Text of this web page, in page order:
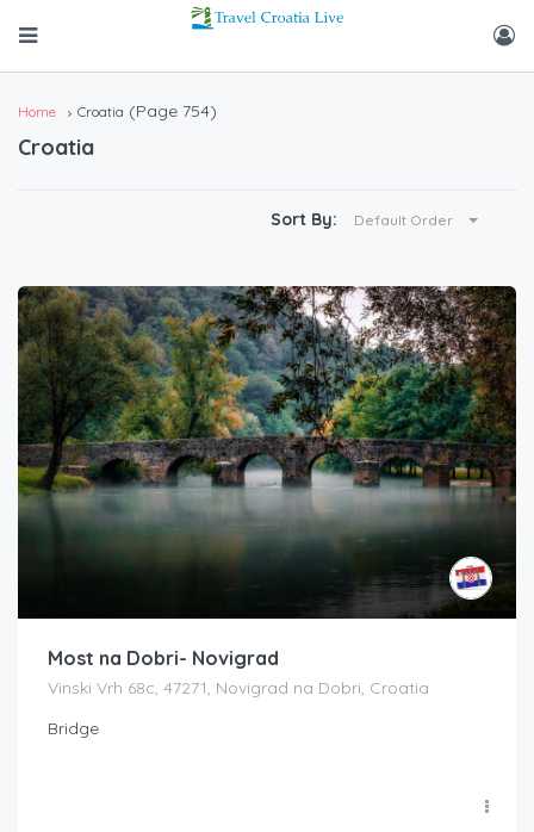
Home Croatia (Page 754)
Croatia
Sort By: Default Order
Most na Dobri- Novigrad
Vinski Vrh 68c, 47271, Novigrad na Dobri, Croatia
Bridge